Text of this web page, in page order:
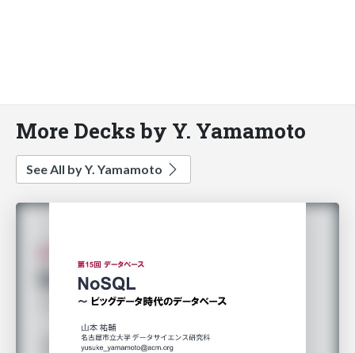
More Decks by Y. Yamamoto
See All by Y. Yamamoto